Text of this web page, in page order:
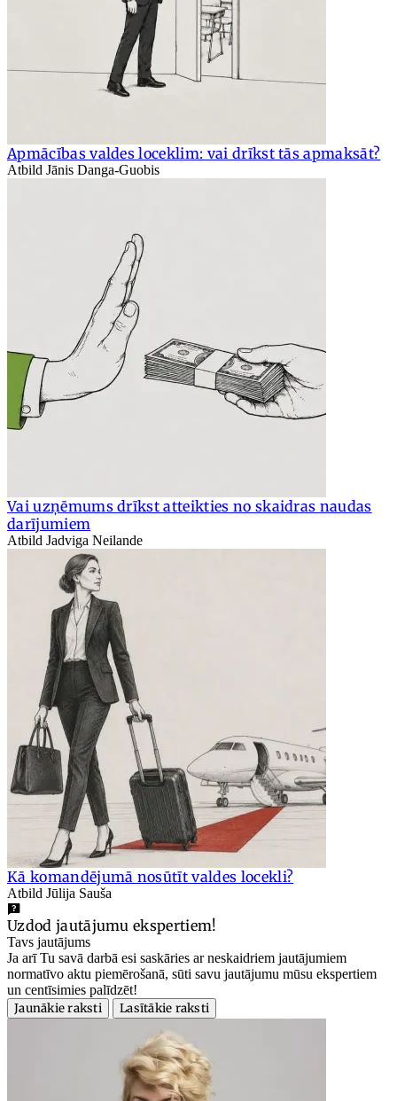
Apmācības valdes loceklim: vai drīkst tās apmaksāt?
Atbild Jānis Danga-Guobis
Vai uzņēmums drīkst atteikties no skaidras naudas
darījumiem
Atbild Jadviga Neilande
Kā komandējumā nosūtīt valdes locekli?
Atbild Jūlija Sauša
Uzdod jautājumu ekspertiem!
Tavs jautājums
Ja arī Tu savā darbā esi saskāries ar neskaidriem jautājumiem
normatīvo aktu piemērošanā, sūti savu jautājumu mūsu ekspertiem
un centīsimies palīdzēt!
Jaunākie raksti
Lasītākie raksti